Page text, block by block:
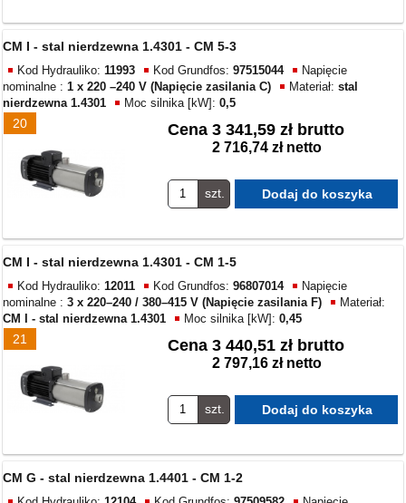
20
CM I - stal nierdzewna 1.4301 - CM 5-3
Kod Hydrauliko:11993 Kod Grundfos:97515044
Napięcie
nominalne :1 x 220 –240 V (Napięcie zasilania C) Materiał:stal
nierdzewna 1.4301
Moc silnika [kW]:0,5
Cena 3 341,59 zł brutto
2 716,74 zł netto
szt.
21
CM I - stal nierdzewna 1.4301 - CM 1-5
Kod Hydrauliko:12011 Kod Grundfos:96807014
Napięcie
nominalne :3 x 220–240 / 380–415 V (Napięcie zasilania F)
Materiał:
CM I - stal nierdzewna 1.4301
Moc silnika [kW]:0,45
Cena 3 440,51 zł brutto
2 797,16 zł netto
szt.
CM G - stal nierdzewna 1.4401 - CM 1-2